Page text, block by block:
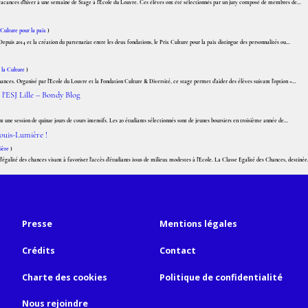
d’hiver à une semaine de Stage à l’Ecole du Louvre. Ces élèves ont été sélectionnés par un jury composé de membres de...
pour la paix )
2014 et la création du partenariat entre les deux fondations, le Prix Culture pour la paix distingue des personnalités ou...
la Culture )
Organisé par l’Ecole du Louvre et la Fondation Culture & Diversité, ce stage permet d’aider des élèves suivant l’option «...
l'ESJ Lille – Bondy Blog
session de quinze jours de cours intensifs. Les 20 étudiants sélectionnés sont de jeunes boursiers en troisième année de...
Lumière !
)
des chances visant à favoriser l’accès d’étudiants issus de milieux modestes à l’Ecole. La Classe Egalité des Chances,
Presse Mentions légales
Crédits Contact
Charte des cookies Politique de confidentialité
Nous rejoindre